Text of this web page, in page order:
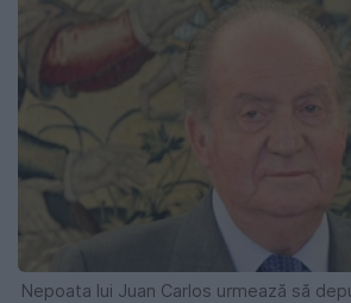
Nepoata lui Juan Carlos urmează să